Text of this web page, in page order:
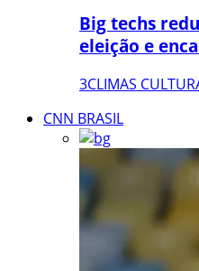
Big techs
eleição e
3CLIMAS
CNN BRASIL